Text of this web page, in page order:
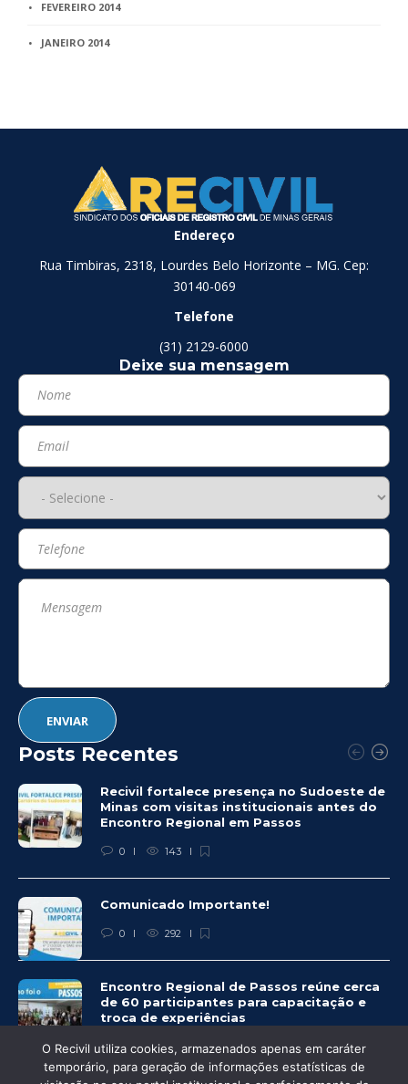
FEVEREIRO 2014
JANEIRO 2014
Endereço
Rua Timbiras, 2318, Lourdes Belo Horizonte – MG. Cep:
30140-069
Telefone
(31) 2129-6000
Deixe sua mensagem
Posts Recentes
Recivil fortalece presença no Sudoeste de
Minas com visitas institucionais antes do
Encontro Regional em Passos
0 143
Comunicado Importante!
0 292
Encontro Regional de Passos reúne cerca
de 60 participantes para capacitação e
troca de experiências
0 281
O Recivil utiliza cookies, armazenados apenas em caráter
temporário, para geração de informações estatísticas de